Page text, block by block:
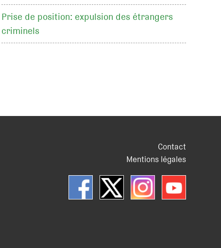
Prise de position: expulsion des étrangers
criminels
Contact
Mentions légales